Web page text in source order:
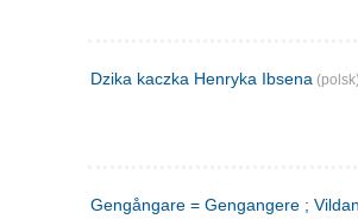
Dzika kaczka Henryka Ibsena (polsk)
Gengångare = Gengangere ;